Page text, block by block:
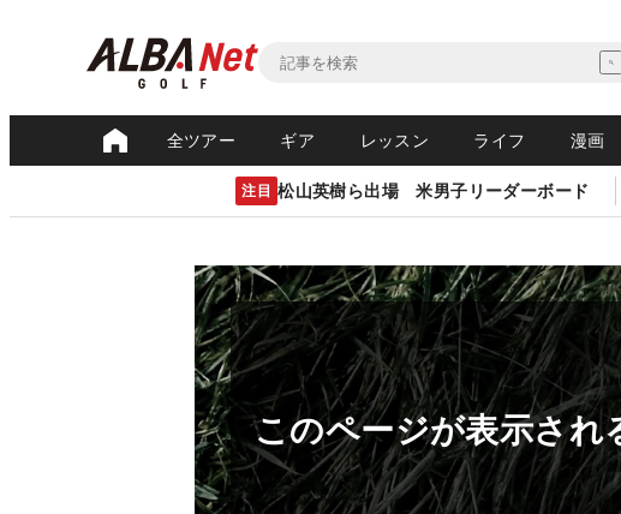
全ツアー ギア レッスン ライフ 漫画
注目 松山英樹ら出場 米男子リーダーボード
このページが表示され